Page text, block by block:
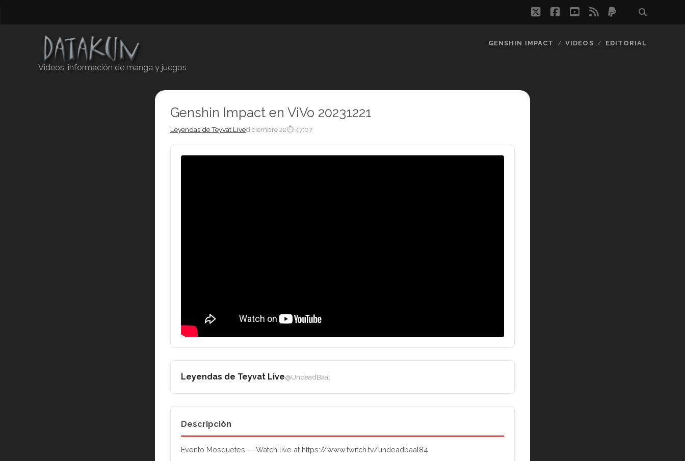
twitterfacebook
youtube
rss paypal
Videos, información de manga y juegos
GENSHIN IMPACT VIDEOS EDITORIAL
Genshin Impact en ViVo 20231221
Leyendas de Teyvat Livediciembre 22⏱ 47:07
Leyendas de Teyvat Live@UndeadBaal
Descripción
Evento Mosquetes — Watch live at https://www.twitch.tv/undeadbaal84